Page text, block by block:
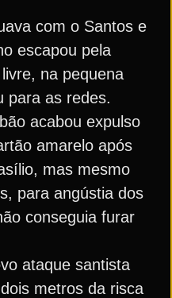
com o Santos e
escapou pela
na pequena
para as redes.
acabou expulso
amarelo após
mas mesmo
para angústia dos
conseguia furar
ataque santista
metros da risca